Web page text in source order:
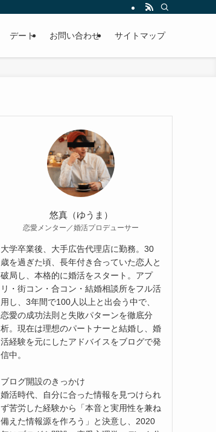
デート お問い合わせ サイトマップ
悠真（ゆうま）
恋愛メンター／婚活プロデューサー
大学卒業後、大手広告代理店に勤務。30
歳を過ぎた頃、長年付き合っていた恋人と
破局し、本格的に婚活をスタート。アプ
リ・街コン・合コン・結婚相談所をフル活
用し、3年間で100人以上と出会う中で、
恋愛の成功法則と失敗パターンを徹底分
析。現在は理想のパートナーと結婚し、婚
活経験を元にしたアドバイスをブログで発
信中。
ブログ開設のきっかけ
婚活時代、自分に合った情報を見つけられ
ず苦労した経験から「本音と実用性を兼ね
備えた情報源を作ろう」と決意し、2020